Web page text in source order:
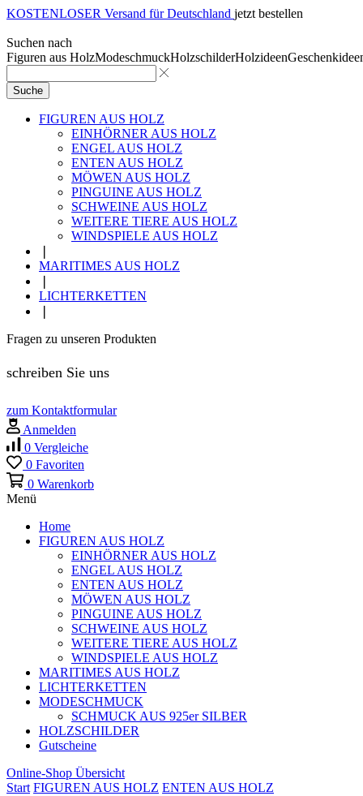
KOSTENLOSER Versand für Deutschland jetzt bestellen
Suchen nach
Figuren aus HolzModeschmuckHolzschilderHolzideen
Suche
FIGUREN AUS HOLZ
EINHÖRNER AUS HOLZ
ENGEL AUS HOLZ
ENTEN AUS HOLZ
MÖWEN AUS HOLZ
PINGUINE AUS HOLZ
SCHWEINE AUS HOLZ
WEITERE TIERE AUS HOLZ
WINDSPIELE AUS HOLZ
MARITIMES AUS HOLZ
LICHTERKETTEN
Fragen zu unseren Produkten
schreiben Sie uns
zum Kontaktformular
Anmelden
0 Vergleiche
0 Favoriten
0 Warenkorb
Menü
Home
FIGUREN AUS HOLZ
EINHÖRNER AUS HOLZ
ENGEL AUS HOLZ
ENTEN AUS HOLZ
MÖWEN AUS HOLZ
PINGUINE AUS HOLZ
SCHWEINE AUS HOLZ
WEITERE TIERE AUS HOLZ
WINDSPIELE AUS HOLZ
MARITIMES AUS HOLZ
LICHTERKETTEN
MODESCHMUCK
SCHMUCK AUS 925er SILBER
HOLZSCHILDER
Gutscheine
Online-Shop Übersicht
Start FIGUREN AUS HOLZ ENTEN AUS HOLZ